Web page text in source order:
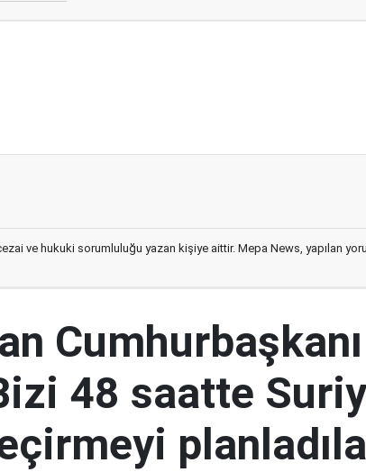
ve hukuki sorumluluğu yazan kişiye aittir. Mepa News, yapılan
48 saatte